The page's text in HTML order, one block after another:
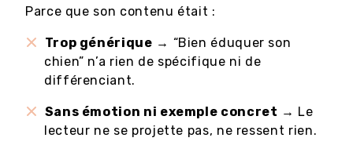
Parce que son contenu était :
Trop générique → “Bien éduquer son
chien” n’a rien de spécifique ni de
différenciant.
Sans émotion ni exemple concret → Le
lecteur ne se projette pas, ne ressent rien.